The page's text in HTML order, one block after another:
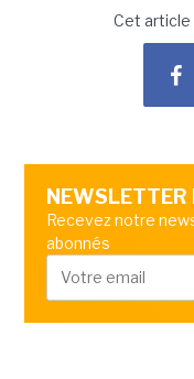
Cet article
NEWSLETTER
Recevez notre
abonnés